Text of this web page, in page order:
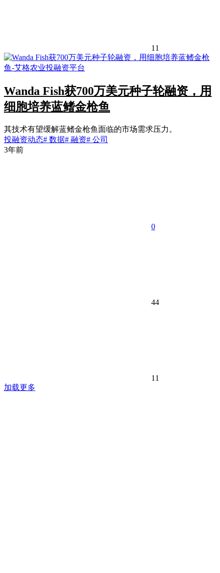
11
Wanda Fish获700万美元种子轮融资，用
细胞培养蓝鳍金枪鱼
其技术有望缓解蓝鳍金枪鱼面临的市场需求压力。
投融资动态# 数据# 融资# 公司
3年前
0
44
11
加载更多